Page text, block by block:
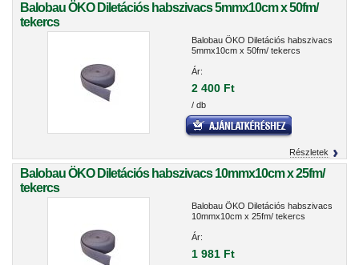
Balobau ÖKO Diletációs habszivacs 5mmx10cm x 50fm/
tekercs
Balobau ÖKO Diletációs habszivacs
5mmx10cm x 50fm/ tekercs
Ár:
2 400 Ft
/ db
Részletek
Balobau ÖKO Diletációs habszivacs 10mmx10cm x 25fm/
tekercs
Balobau ÖKO Diletációs habszivacs
10mmx10cm x 25fm/ tekercs
Ár:
1 981 Ft